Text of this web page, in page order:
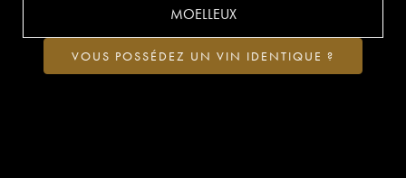
MOELLEUX
VOUS POSSÉDEZ UN VIN IDENTIQUE ?